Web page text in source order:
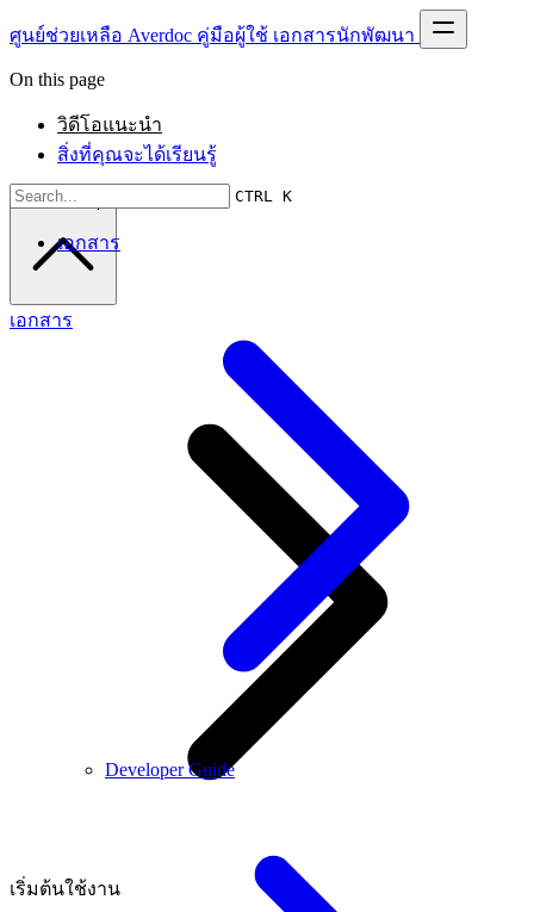
ศูนย์ช่วยเหลือ Averdoc คู่มือผู้ใช้ เอกสารนักพัฒนา
CTRL K
เอกสาร
Developer Guide
On this page
วิดีโอแนะนำ
สิ่งที่คุณจะได้เรียนรู้
Scroll to top
เอกสาร
เริ่มต้นใช้งาน